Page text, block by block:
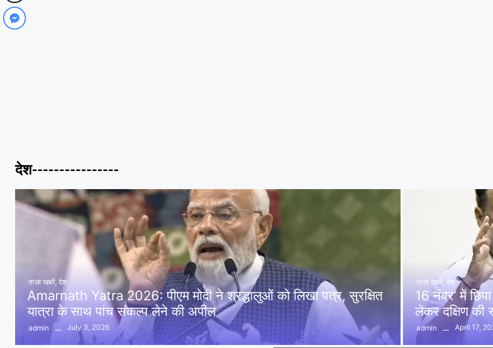
देश----------------
ताज़ा खबरें देश
Amarnath Yatra 2026: पीएम मोदी ने श्रद्धालुओं को लिखा पत्र, सुरक्षित
यात्रा के साथ पांच संकल्प लेने की अपील
admin July 3, 2026
ताज़ा खबरें देश
16 नंबर’ में
लेकर दक्षिण की
admin April 17,